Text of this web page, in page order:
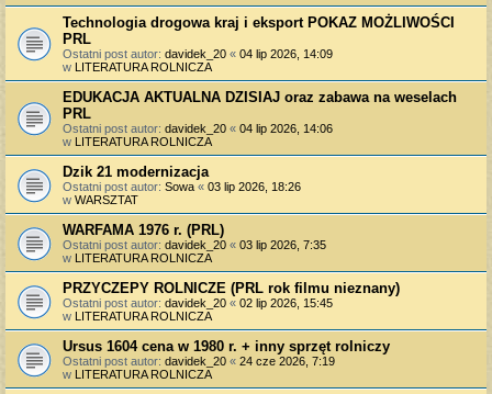
Technologia drogowa kraj i eksport POKAZ MOŻLIWOŚCI
PRL
Ostatni post autor: davidek_20 « 04 lip 2026, 14:09
w LITERATURA ROLNICZA
EDUKACJA AKTUALNA DZISIAJ oraz zabawa na weselach
PRL
Ostatni post autor: davidek_20 « 04 lip 2026, 14:06
w LITERATURA ROLNICZA
Dzik 21 modernizacja
Ostatni post autor: Sowa « 03 lip 2026, 18:26
w WARSZTAT
WARFAMA 1976 r. (PRL)
Ostatni post autor: davidek_20 « 03 lip 2026, 7:35
w LITERATURA ROLNICZA
PRZYCZEPY ROLNICZE (PRL rok filmu nieznany)
Ostatni post autor: davidek_20 « 02 lip 2026, 15:45
w LITERATURA ROLNICZA
Ursus 1604 cena w 1980 r. + inny sprzęt rolniczy
Ostatni post autor: davidek_20 « 24 cze 2026, 7:19
w LITERATURA ROLNICZA